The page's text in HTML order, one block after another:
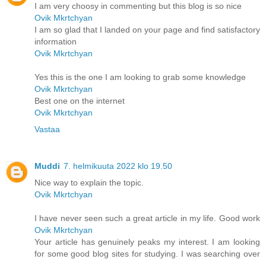
I am very choosy in commenting but this blog is so nice
Ovik Mkrtchyan
I am so glad that I landed on your page and find satisfactory
information
Ovik Mkrtchyan
Yes this is the one I am looking to grab some knowledge
Ovik Mkrtchyan
Best one on the internet
Ovik Mkrtchyan
Vastaa
Muddi 7. helmikuuta 2022 klo 19.50
Nice way to explain the topic.
Ovik Mkrtchyan
I have never seen such a great article in my life. Good work
Ovik Mkrtchyan
Your article has genuinely peaks my interest. I am looking
for some good blog sites for studying. I was searching over